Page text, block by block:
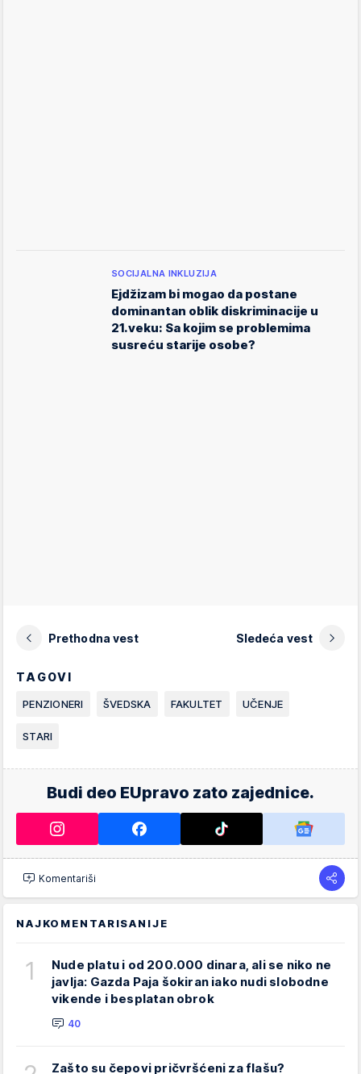
SOCIJALNA INKLUZIJA
Ejdžizam bi mogao da postane
dominantan oblik diskriminacije u
21.veku: Sa kojim se problemima
susreću starije osobe?
Prethodna vest Sledeća vest
TAGOVI
PENZIONERI ŠVEDSKA FAKULTET UČENJE
STARI
Budi deo EUpravo zato zajednice.
Komentariši
NAJKOMENTARISANIJE
1
Nude platu i od 200.000 dinara, ali se niko ne
javlja: Gazda Paja šokiran iako nudi slobodne
vikende i besplatan obrok
40
Zašto su čepovi pričvršćeni za flašu?